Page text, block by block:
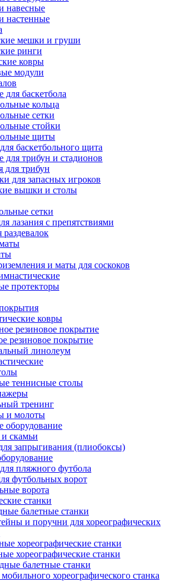
навесные
настенные
мешки и груши
ринги
ковры
модули
для баскетбола
кольца
сетки
стойки
щиты
баскетбольного щита
для трибун и стадионов
для трибун
для запасных игроков
вышки и столы
сетки
лазания с препятствиями
и маты для соскоков
протекторы
ковры
резиновое покрытие
резиновое покрытие
линолеум
теннисные столы
тренинг
и молоты
оборудование
скамьи
запрыгивания (плиобоксы)
пляжного футбола
футбольных ворот
ворота
станки
балетные станки
и поручни для хореографических
хореографические станки
хореографические станки
балетные станки
хореографического станка